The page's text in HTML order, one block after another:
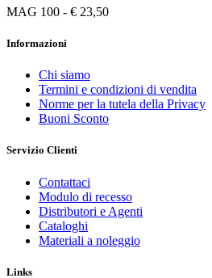
MAG 100 - € 23,50
Informazioni
Chi siamo
Termini e condizioni di vendita
Norme per la tutela della Privacy
Buoni Sconto
Servizio Clienti
Contattaci
Modulo di recesso
Distributori e Agenti
Cataloghi
Materiali a noleggio
Links